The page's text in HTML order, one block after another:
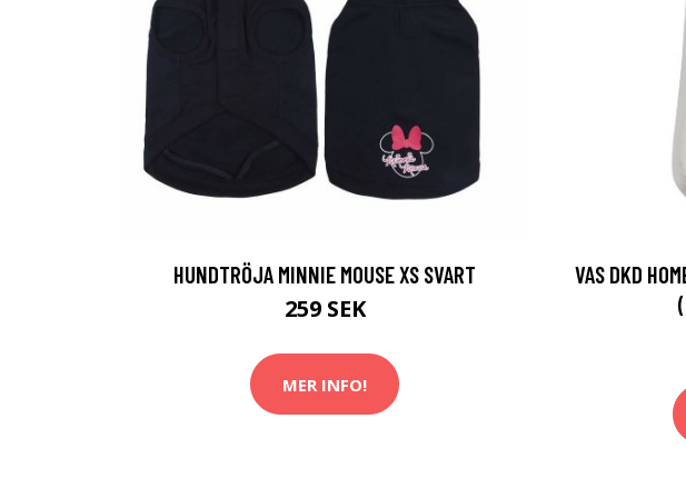
HUNDTRÖJA MINNIE MOUSE XS SVART
259 SEK
MER INFO!
VAS DKD